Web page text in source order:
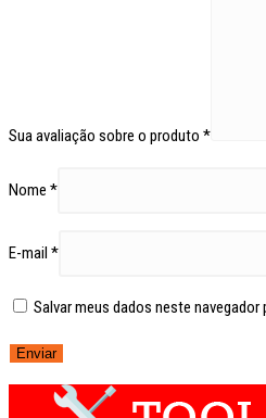
Sua avaliação sobre o produto *
Nome *
E-mail *
Salvar meus dados neste